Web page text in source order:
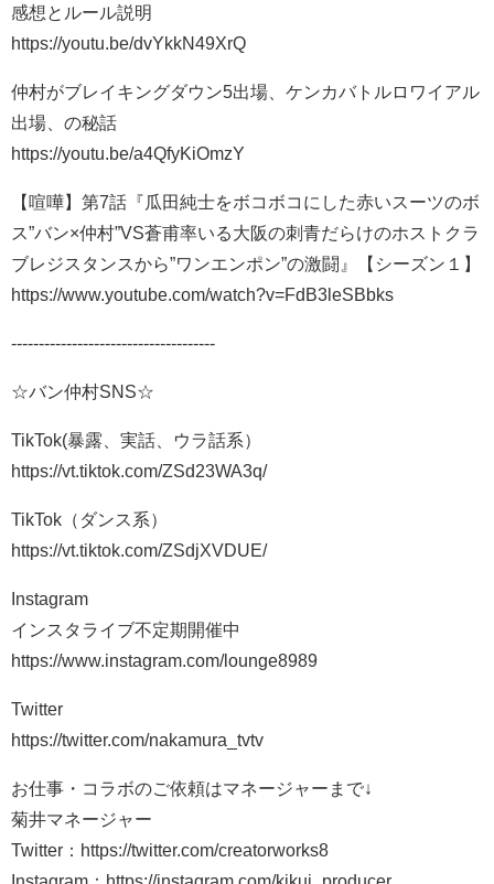
感想とルール説明
https://youtu.be/dvYkkN49XrQ
仲村がブレイキングダウン5出場、ケンカバトルロワイアル
出場、の秘話
https://youtu.be/a4QfyKiOmzY
【喧嘩】第7話『瓜田純士をボコボコにした赤いスーツのボ
ス”バン×仲村”VS蒼甫率いる大阪の刺青だらけのホストクラ
ブレジスタンスから”ワンエンポン”の激闘』【シーズン１】
https://www.youtube.com/watch?v=FdB3leSBbks
-------------------------------------
☆バン仲村SNS☆
TikTok(暴露、実話、ウラ話系）
https://vt.tiktok.com/ZSd23WA3q/
TikTok（ダンス系）
https://vt.tiktok.com/ZSdjXVDUE/
Instagram
インスタライブ不定期開催中
https://www.instagram.com/lounge8989
Twitter
https://twitter.com/nakamura_tvtv
お仕事・コラボのご依頼はマネージャーまで↓
菊井マネージャー
Twitter：https://twitter.com/creatorworks8